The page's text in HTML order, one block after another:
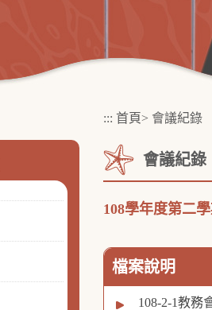
::: 首頁> 會議紀錄
會議紀錄
108學年度第二
檔案說明
108-2-1教務